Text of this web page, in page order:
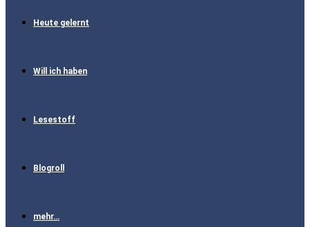
Heute gelernt
Will ich haben
Lesestoff
Blogroll
mehr…